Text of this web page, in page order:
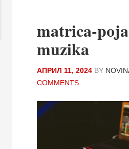
matrica-
muzika
АПРИЛ 11, 2024 BY
COMMENTS